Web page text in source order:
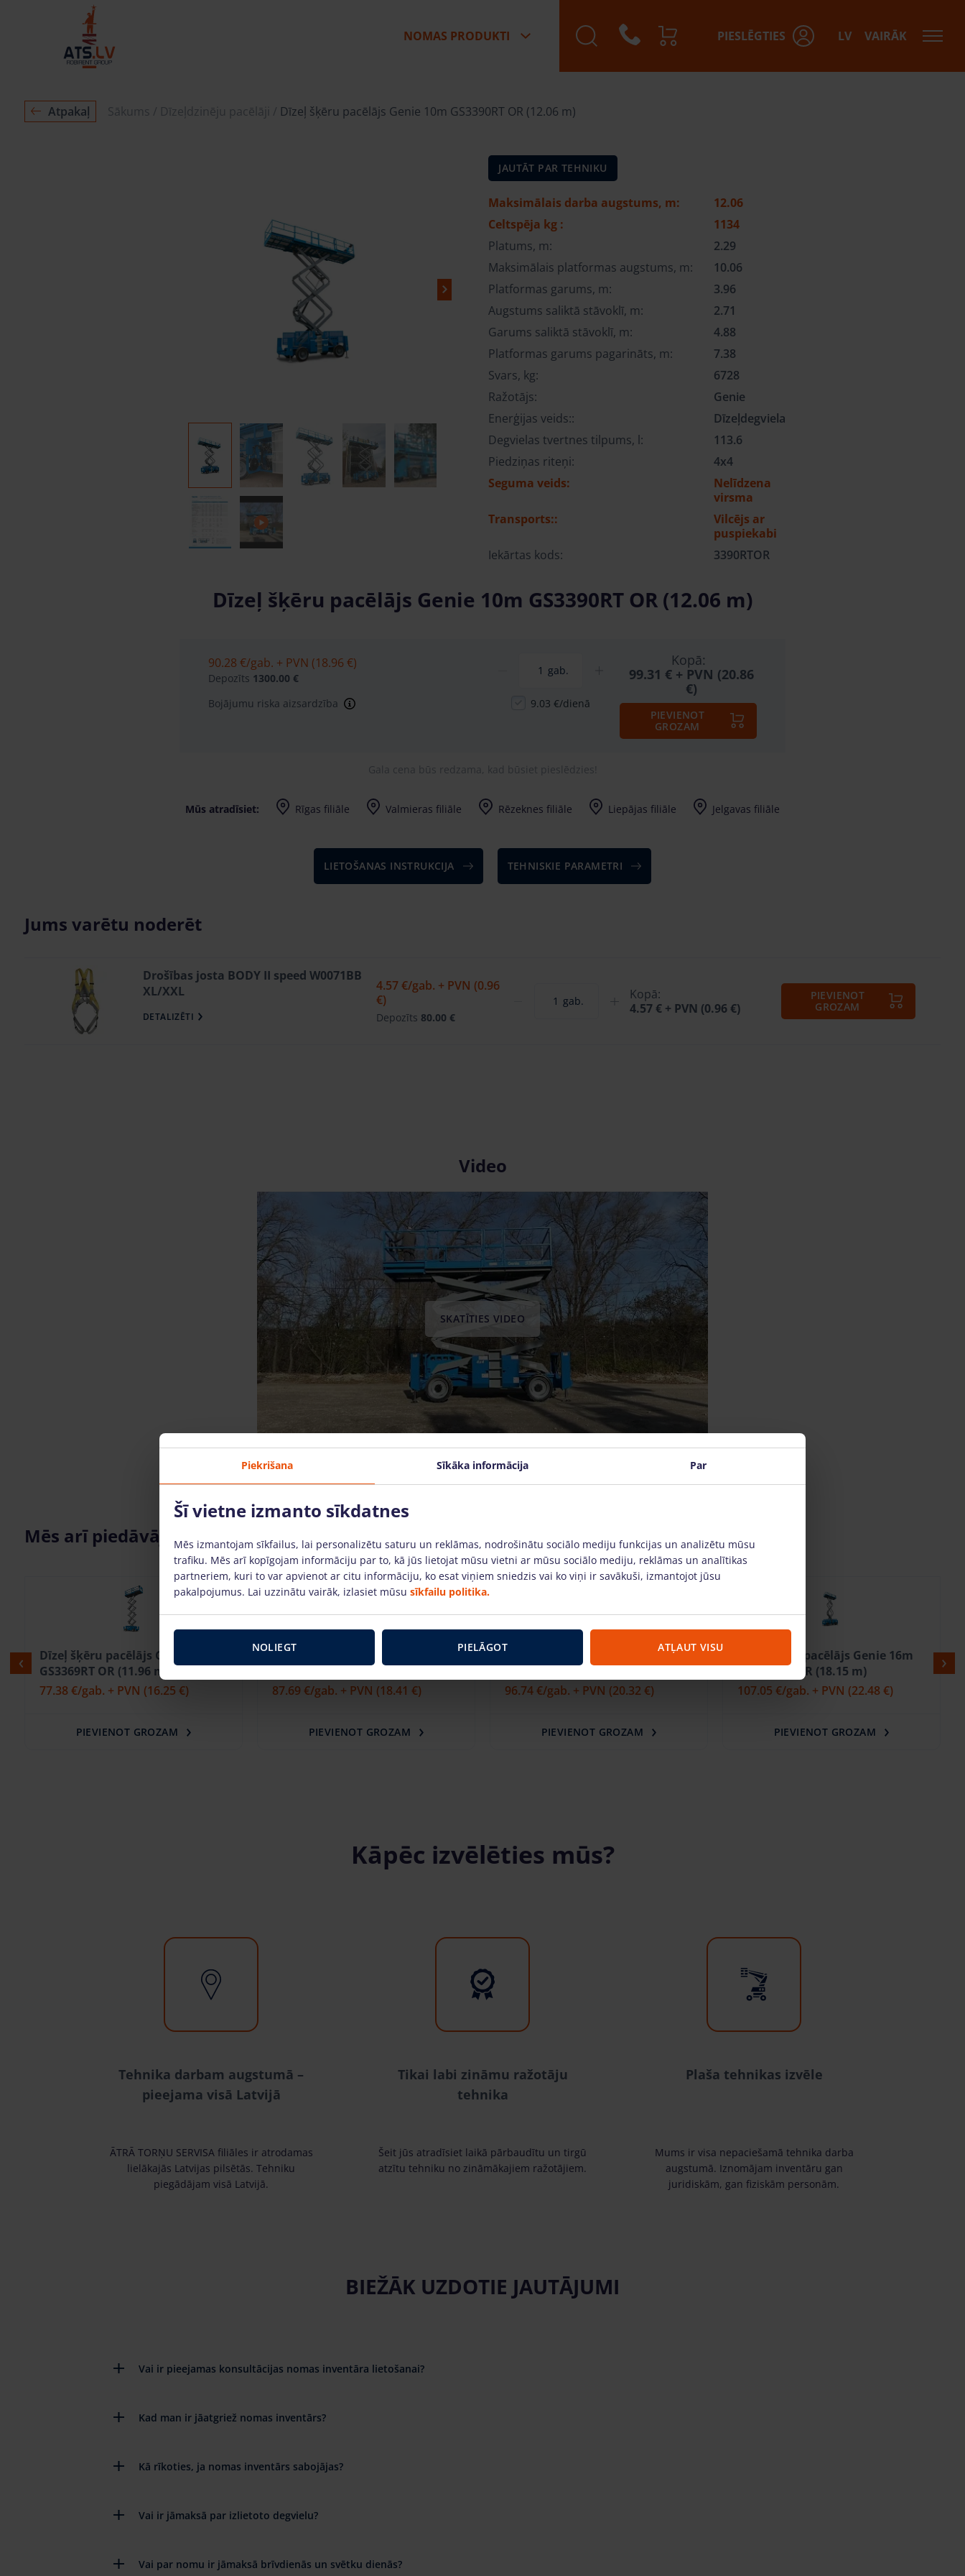
NOMAS PRODUKTI PIESLĒGTIES LV VAIRĀK
Atpakaļ Sākums Dīzeļdzinēju pacēlāji Dīzeļ šķēru pacēlājs Genie 10m GS3390RT OR (12.06 m)
JAUTĀT PAR TEHNIKU
Maksimālais darba augstums, m:
12.06
Celtspēja kg :
1134
Platums, m:
2.29
Maksimālais platformas augstums, m:
10.06
Platformas garums, m:
3.96
Augstums saliktā stāvoklī, m:
2.71
Garums saliktā stāvoklī, m:
4.88
Platformas garums pagarināts, m:
7.38
Svars, kg:
6728
Ražotājs:
Genie
Enerģijas veids::
Dīzeļdegviela
Degvielas tvertnes tilpums, l:
113.6
Piedziņas riteņi:
4x4
Seguma veids:
Nelīdzena
virsma
Transports::
Vilcējs ar
puspiekabi
Iekārtas kods:
3390RTOR
Dīzeļ šķēru pacēlājs Genie 10m GS3390RT OR (12.06 m)
90.28 €/gab. + PVN (18.96 €)
Depozīts 1300.00 €
gab.
Bojājumu riska aizsardzība 9.03 €/dienā
Kopā:
99.31 €+ PVN (20.86
€)
PIEVIENOT
GROZAM
Gala cena būs redzama, kad būsiet pieslēdzies!
Mūs atradīsiet: Rīgas filiāle Valmieras filiāle Rēzeknes filiāle Liepājas filiāle Jelgavas filiāle
LIETOŠANAS INSTRUKCIJA TEHNISKIE PARAMETRI
Jums varētu noderēt
Drošības josta BODY II speed W0071BB
XL/XXL
DETALIZĒTI
4.57 €/gab. + PVN (0.96
€)
Depozīts 80.00 €
gab.
Kopā:
4.57 €+ PVN (0.96 €)
PIEVIENOT
GROZAM
Video
SKATĪTIES VIDEO
Mēs arī piedāvājam
Dīzeļ šķēru pacēlājs GENIE 10m
GS3369RT OR (11.96 m)
77.38 €/gab. + PVN (16.25 €)
PIEVIENOT GROZAM
Dīzeļ šķēru pacēlājs Genie 12m
87.69 €/gab. + PVN (18.41 €)
PIEVIENOT GROZAM
Dīzeļ šķēru pacēlājs Genie 13
96.74 €/gab. + PVN (20.32 €)
PIEVIENOT GROZAM
Dīzeļ šķēru pacēlājs Genie 16m
GS5390RT OR (18.15 m)
107.05 €/gab. + PVN (22.48 €)
PIEVIENOT GROZAM
Kāpēc izvēlēties mūs?
Tehnika darbam augstumā –
pieejama visā Latvijā
ĀTRĀ TORŅU SERVISA filiāles ir atrodamas
lielākajās Latvijas pilsētās. Tehniku
piegādājam visā Latvijā.
Tikai labi zināmu ražotāju
tehnika
Šeit jūs atradīsiet laikā pārbaudītu un tirgū
atzītu tehniku no zināmākajiem ražotājiem.
Plaša tehnikas izvēle
Mums ir visa nepaciešamā tehnika darba
augstumā. Iznomājam inventāru gan
juridiskām, gan fiziskām personām.
BIEŽĀK UZDOTIE JAUTĀJUMI
Vai ir pieejamas konsultācijas nomas inventāra lietošanai?
Kad man ir jāatgriež nomas inventārs?
Kā rīkoties, ja nomas inventārs sabojājas?
Vai ir jāmaksā par izlietoto degvielu?
Vai par nomu ir jāmaksā brīvdienās un svētku dienās?
Piekrišana Sīkāka informācija Par
Šī vietne izmanto sīkdatnes
Mēs izmantojam sīkfailus, lai personalizētu saturu un reklāmas, nodrošinātu sociālo mediju funkcijas un analizētu mūsu
trafiku. Mēs arī kopīgojam informāciju par to, kā jūs lietojat mūsu vietni ar mūsu sociālo mediju, reklāmas un analītikas
partneriem, kuri to var apvienot ar citu informāciju, ko esat viņiem sniedzis vai ko viņi ir savākuši, izmantojot jūsu
pakalpojumus. Lai uzzinātu vairāk, izlasiet mūsu sīkfailu politika.
NOLIEGT PIELĀGOT ATĻAUT VISU